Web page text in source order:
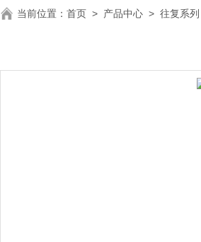
当前位置： 首页 > 产品中心 > 往复系列